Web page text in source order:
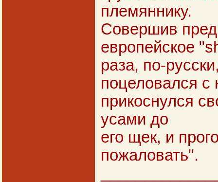
племяннику.
Совершив
европейское
раза, по-
поцеловался с
прикоснулся
усами до
его щек, и
пожаловать".